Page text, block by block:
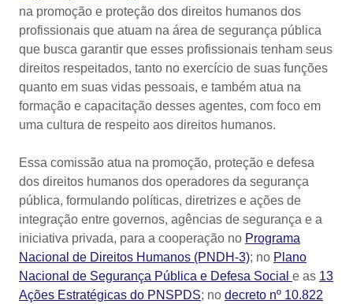
na promoção e proteção dos direitos humanos dos
profissionais que atuam na área de segurança pública
que busca garantir que esses profissionais tenham seus
direitos respeitados, tanto no exercício de suas funções
quanto em suas vidas pessoais, e também atua na
formação e capacitação desses agentes, com foco em
uma cultura de respeito aos direitos humanos.
Essa comissão atua na promoção, proteção e defesa
dos direitos humanos dos operadores da segurança
pública, formulando políticas, diretrizes e ações de
integração entre governos, agências de segurança e a
iniciativa privada, para a cooperação no Programa
Nacional de Direitos Humanos (PNDH-3); no Plano
Nacional de Segurança Pública e Defesa Social e as 13
Ações Estratégicas do PNSPDS; no decreto nº 10.822